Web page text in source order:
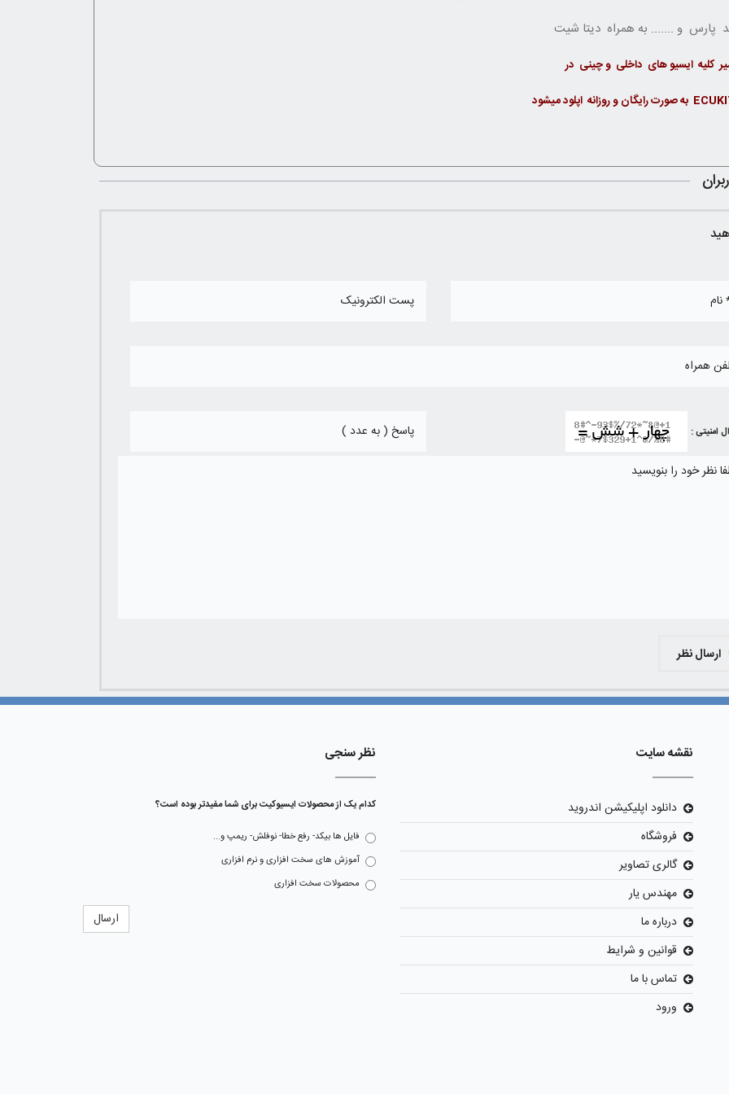
روش خاموش نمودن چراغ سرویس (آچار) در خودروهای پژو 206 و رانا مولتی پلکس
کلیه ایسیو های داخلی و چینی در
امنیتی :
ارسال نظر
نقشه سایت
دانلود اپلیکیشن اندروید
فروشگاه
گالری تصاویر
مهندس یار
درباره ما
قوانین و شرایط
تماس با ما
ورود
نظر سنجی
کدام یک از محصولات ایسیوکیت برای شما مفیدتر بوده است؟
فایل ها بیکد- رفع خطا- نوفلش- ریمپ و...
آموزش های سخت افزاری و نرم افزاری
محصولات سخت افزاری
ارسال